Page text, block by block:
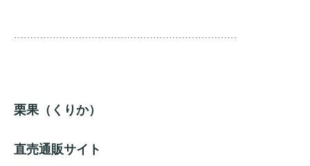
……………………………………………………………
栗果（くりか）
直売通販サイト